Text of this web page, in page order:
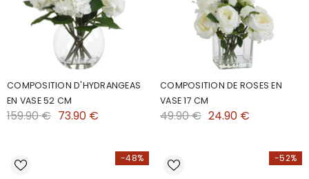
COMPOSITION D'HYDRANGEAS
EN VASE 52 CM
159.90 € 73.90 €
COMPOSITION DE ROSES EN
VASE 17 CM
49.90 € 24.90 €
-48% -52%